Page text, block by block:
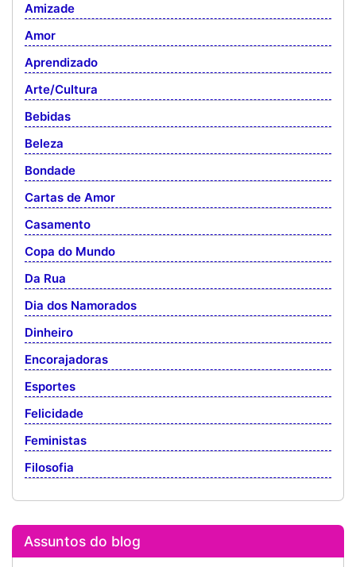
Amizade
Amor
Aprendizado
Arte/Cultura
Bebidas
Beleza
Bondade
Cartas de Amor
Casamento
Copa do Mundo
Da Rua
Dia dos Namorados
Dinheiro
Encorajadoras
Esportes
Felicidade
Feministas
Filosofia
Assuntos do blog